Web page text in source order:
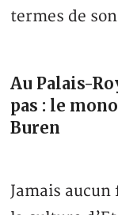
termes de
Au Palais-
pas : le
Buren
Jamais